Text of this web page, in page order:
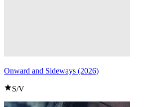
Onward and Sideways (2026)
S/V